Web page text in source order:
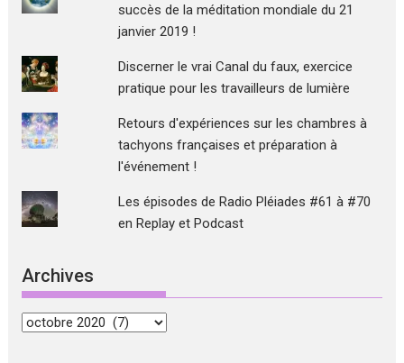
succès de la méditation mondiale du 21
janvier 2019 !
Discerner le vrai Canal du faux, exercice
pratique pour les travailleurs de lumière
Retours d'expériences sur les chambres à
tachyons françaises et préparation à
l'événement !
Les épisodes de Radio Pléiades #61 à #70
en Replay et Podcast
Archives
Archives